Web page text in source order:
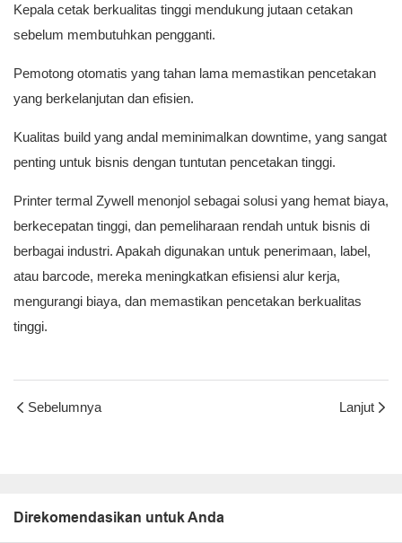
Kepala cetak berkualitas tinggi mendukung jutaan cetakan
sebelum membutuhkan pengganti.
Pemotong otomatis yang tahan lama memastikan pencetakan
yang berkelanjutan dan efisien.
Kualitas build yang andal meminimalkan downtime, yang sangat
penting untuk bisnis dengan tuntutan pencetakan tinggi.
Printer termal Zywell menonjol sebagai solusi yang hemat biaya,
berkecepatan tinggi, dan pemeliharaan rendah untuk bisnis di
berbagai industri. Apakah digunakan untuk penerimaan, label,
atau barcode, mereka meningkatkan efisiensi alur kerja,
mengurangi biaya, dan memastikan pencetakan berkualitas
tinggi.
Sebelumnya Lanjut
Direkomendasikan untuk Anda